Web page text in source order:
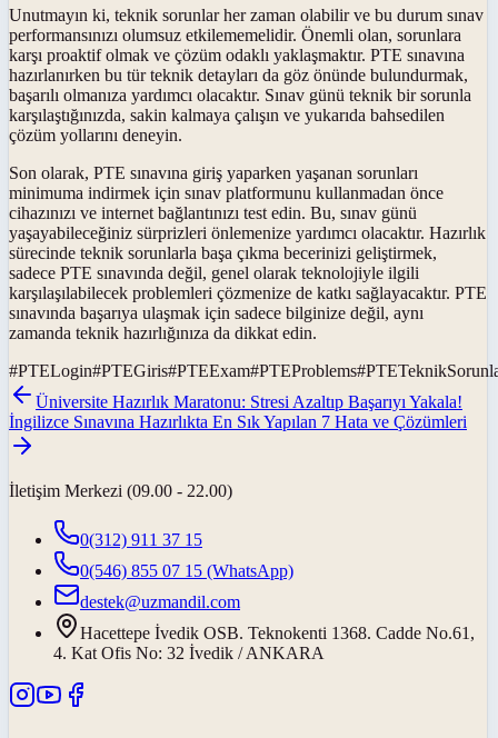
Unutmayın ki, teknik sorunlar her zaman olabilir ve bu durum sınav
performansınızı olumsuz etkilememelidir. Önemli olan, sorunlara
karşı proaktif olmak ve çözüm odaklı yaklaşmaktır. PTE sınavına
hazırlanırken bu tür teknik detayları da göz önünde bulundurmak,
başarılı olmanıza yardımcı olacaktır. Sınav günü teknik bir sorunla
karşılaştığınızda, sakin kalmaya çalışın ve yukarıda bahsedilen
çözüm yollarını deneyin.
Son olarak, PTE sınavına giriş yaparken yaşanan sorunları
minimuma indirmek için sınav platformunu kullanmadan önce
cihazınızı ve internet bağlantınızı test edin. Bu, sınav günü
yaşayabileceğiniz sürprizleri önlemenize yardımcı olacaktır. Hazırlık
sürecinde teknik sorunlarla başa çıkma becerinizi geliştirmek,
sadece PTE sınavında değil, genel olarak teknolojiyle ilgili
karşılaşılabilecek problemleri çözmenize de katkı sağlayacaktır. PTE
sınavında başarıya ulaşmak için sadece bilginize değil, aynı
zamanda teknik hazırlığınıza da dikkat edin.
#PTELogin#PTEGiris#PTEExam#PTEProblems#
Üniversite Hazırlık Maratonu: Stresi Azaltıp Başarıyı Yakala!
İngilizce Sınavına Hazırlıkta En Sık Yapılan 7 Hata ve Çözümleri
İletişim Merkezi (09.00 - 22.00)
0(312) 911 37 15
0(546) 855 07 15 (WhatsApp)
destek@uzmandil.com
Hacettepe İvedik OSB. Teknokenti 1368. Cadde No.61,
4. Kat Ofis No: 32 İvedik / ANKARA